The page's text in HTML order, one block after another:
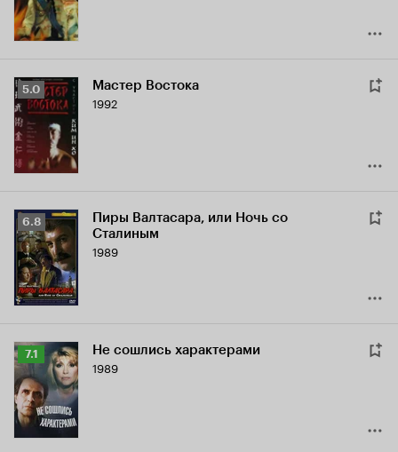
Рейтинг
Кинопоиска
5.0
5.0 Мастер Востока
1992
Рейтинг
Кинопоиска
6.8
6.8
Пиры Валтасара, или Ночь со
Сталиным
1989
Рейтинг
Кинопоиска
7.1
7.1 Не сошлись характерами
1989